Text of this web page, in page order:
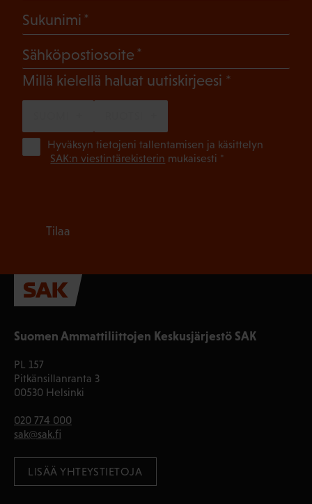
Suomen Ammattiliittojen Keskusjärjestö SAK
PL 157
Pitkänsillanranta 3
00530 Helsinki
020 774 000
sak@sak.fi
LISÄÄ YHTEYSTIETOJA
Sukunimi
Sähköpostiosoite
Millä kielellä haluat uutiskirjeesi (Pakollinen)
Hyväksyn tietojeni tallentamisen ja käsittelyn
SAK:n viestintärekisterin mukaisesti *
Tilaa